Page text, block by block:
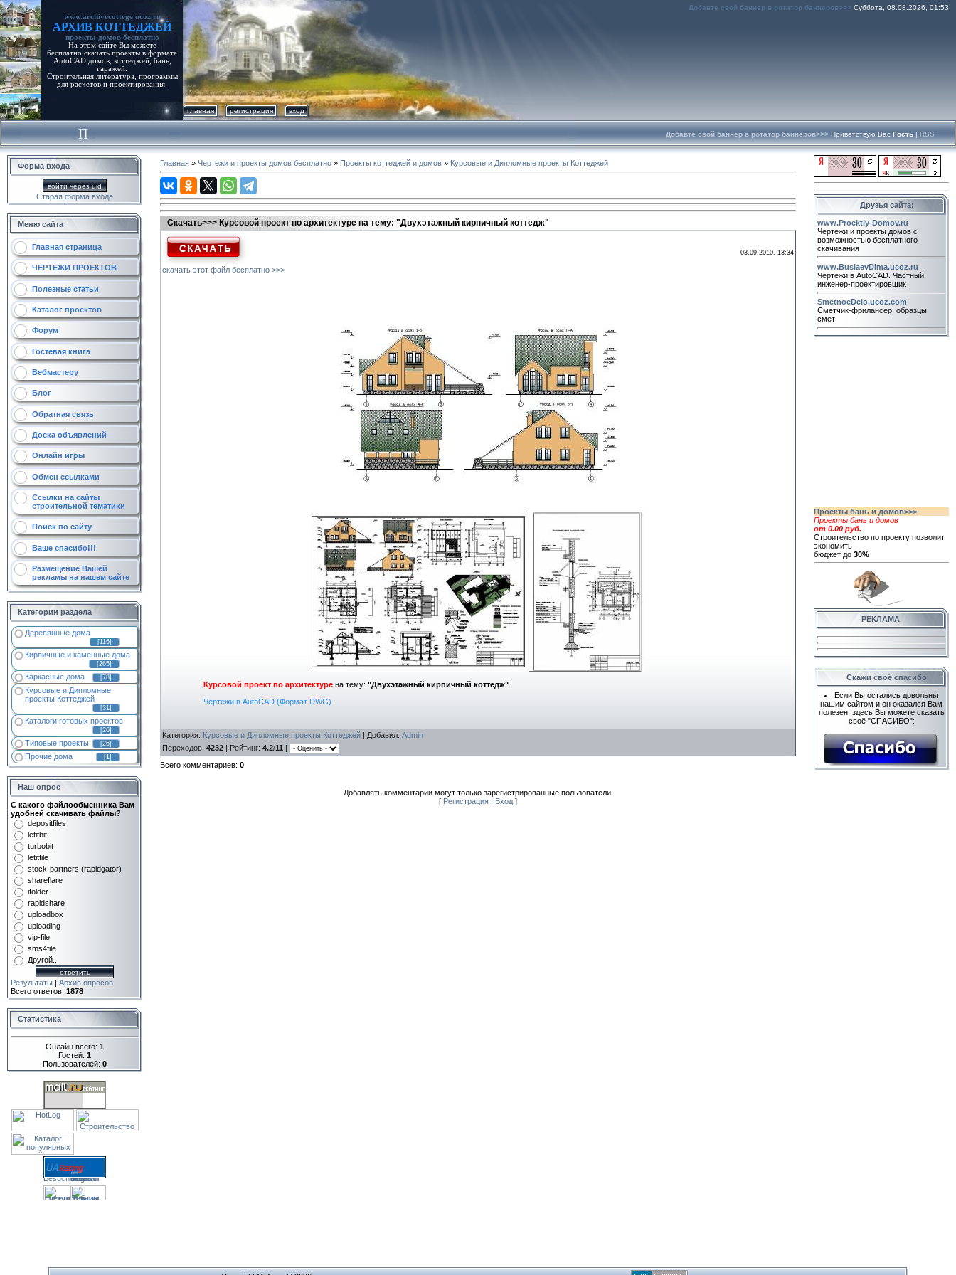
www.archivecottege.ucoz.ru
АРХИВ КОТТЕДЖЕЙ
проекты домов бесплатно
На этом сайте Вы можете
бесплатно скачать проекты в формате
AutoCAD домов, коттеджей, бань,
гаражей.
Строительная литература, программы
для расчетов и проектирования.
Добавте свой баннер в ротатор баннеров>>> Суббота, 08.08.2026, 01:53
главная регистрация вход
Добавте свой баннер в ротатор баннеров>>> Приветствую Вас Гость | RSS
Форма входа
войти через uid
Старая форма входа
Меню сайта
Главная страница
ЧЕРТЕЖИ ПРОЕКТОВ
Полезные статьи
Каталог проектов
Форум
Гостевая книга
Вебмастеру
Блог
Обратная связь
Доска объявлений
Онлайн игры
Обмен ссылками
Ссылки на сайты
строительной тематики
Поиск по сайту
Ваше спасибо!!!
Размещение Вашей
рекламы на нашем сайте
Категории раздела
Деревянные дома
[116]
Кирпичные и каменные дома
[265]
Каркасные дома [78]
Курсовые и Дипломные
проекты Коттеджей
[31]
Каталоги готовых проектов
[26]
Типовые проекты [26]
Прочие дома [1]
Наш опрос
С какого файлообменника Вам
удобней скачивать файлы?
depositfiles
letitbit
turbobit
letitfile
stock-partners (rapidgator)
shareflare
ifolder
rapidshare
uploadbox
uploading
vip-file
sms4file
Другой...
Результаты | Архив опросов
Всего ответов: 1878
Статистика
Онлайн всего: 1
Гостей: 1
Пользователей: 0
Главная » Чертежи и проекты домов бесплатно » Проекты коттеджей и домов » Курсовые и Дипломные проекты Коттеджей
Скачать>>> Курсовой проект по архитектуре на тему: "Двухэтажный кирпичный коттедж"
скачать этот файл бесплатно >>>
03.09.2010, 13:34
Курсовой проект по архитектуре на тему: "Двухэтажный кирпичный коттедж"
Чертежи в AutoCAD (Формат DWG)
Категория: Курсовые и Дипломные проекты Коттеджей | Добавил: Admin
Переходов: 4232 | Рейтинг: 4.2/11 |
Всего комментариев: 0
Добавлять комментарии могут только зарегистрированные пользователи.
[ Регистрация | Вход ]
Друзья сайта:
www.Proektiy-Domov.ru
Чертежи и проекты домов с
возможностью бесплатного
скачивания
www.BuslaevDima.ucoz.ru
Чертежи в AutoCAD. Частный
инженер-проектировщик
SmetnoeDelo.ucoz.com
Сметчик-фрилансер, образцы
смет
Проекты бань и домов>>>
Проекты бань и домов
от 0.00 руб.
Строительство по проекту позволит
экономить
бюджет до 30%
РЕКЛАМА
Скажи своё спасибо
Если Вы остались довольны
нашим сайтом и он оказался Вам
полезен, здесь Вы можете сказать
своё "СПАСИБО":